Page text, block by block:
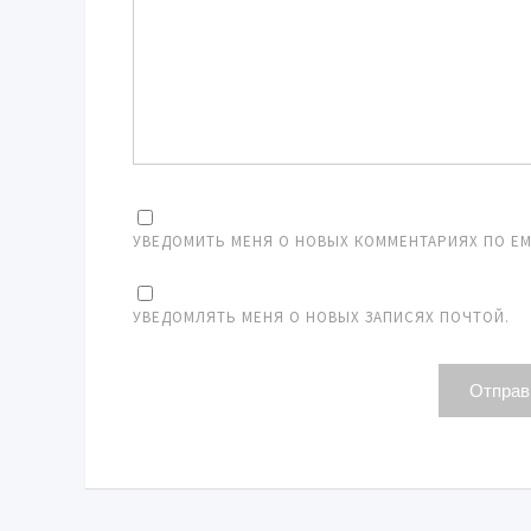
УВЕДОМИТЬ МЕНЯ О НОВЫХ КОММЕНТАРИЯХ ПО
УВЕДОМЛЯТЬ МЕНЯ О НОВЫХ ЗАПИСЯХ ПОЧТОЙ.